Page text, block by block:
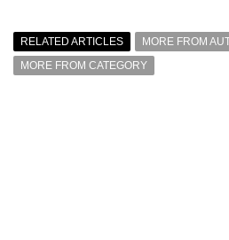
RELATED ARTICLES
MORE FROM
MORE FROM CATEGORY